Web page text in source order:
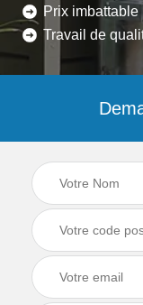
Prix imbattable
Travail de